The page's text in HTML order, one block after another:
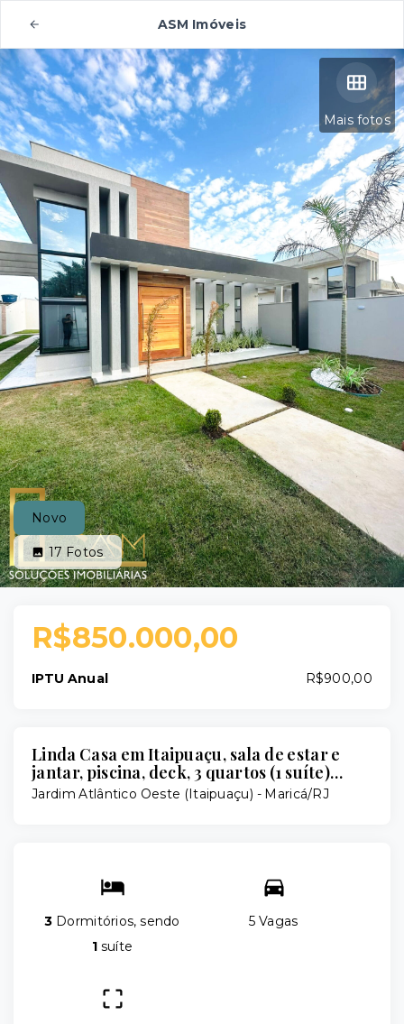
ASM Imóveis
Mais fotos
Novo
17 Fotos
R$850.000,00
IPTU Anual R$900,00
Linda Casa em Itaipuaçu, sala de estar e
jantar, piscina, deck, 3 quartos (1 suíte)…
Jardim Atlântico Oeste (Itaipuaçu) - Maricá/RJ
3 Dormitórios, sendo
1 suíte
5 Vagas